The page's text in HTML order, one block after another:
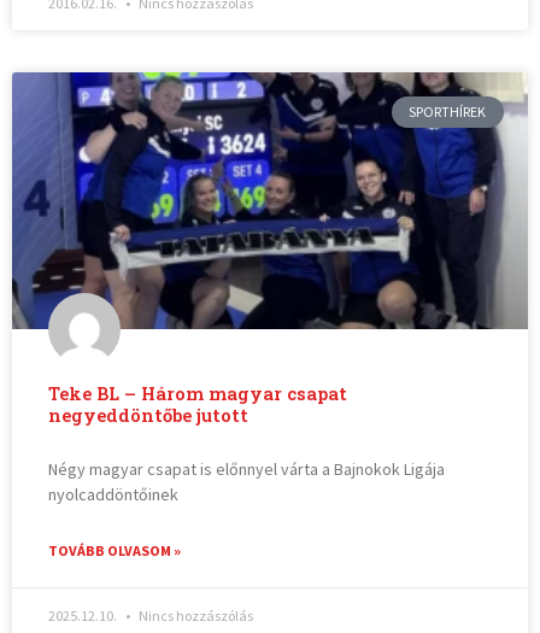
SPORTHÍREK
Teke BL – Három magyar csapat
negyeddöntőbe jutott
Négy magyar csapat is előnnyel várta a Bajnokok Ligája
nyolcaddöntőinek
TOVÁBB OLVASOM »
2025.12.10. Nincs hozzászólás